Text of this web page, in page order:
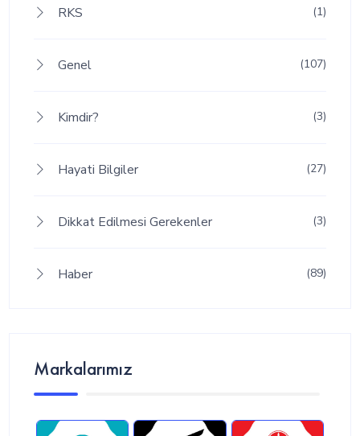
RKS (1)
Genel (107)
Kimdir? (3)
Hayati Bilgiler (27)
Dikkat Edilmesi Gerekenler (3)
Haber (89)
Markalarımız